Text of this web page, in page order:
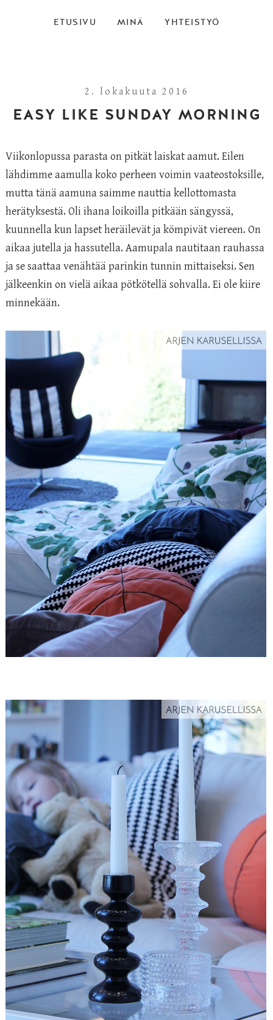
ETUSIVU MINÄ YHTEISTYÖ
2. lokakuuta 2016
EASY LIKE SUNDAY MORNING
Viikonlopussa parasta on pitkät laiskat aamut. Eilen
lähdimme aamulla koko perheen voimin vaateostoksille,
mutta tänä aamuna saimme nauttia kellottomasta
herätyksestä. Oli ihana loikoilla pitkään sängyssä,
kuunnella kun lapset heräilevät ja kömpivät viereen. On
aikaa jutella ja hassutella. Aamupala nautitaan rauhassa
ja se saattaa venähtää parinkin tunnin mittaiseksi. Sen
jälkeenkin on vielä aikaa pötkötellä sohvalla. Ei ole kiire
minnekään.